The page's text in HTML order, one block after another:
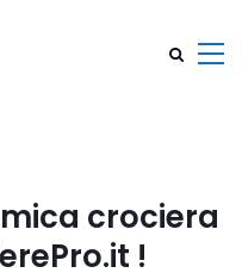
crociera
!